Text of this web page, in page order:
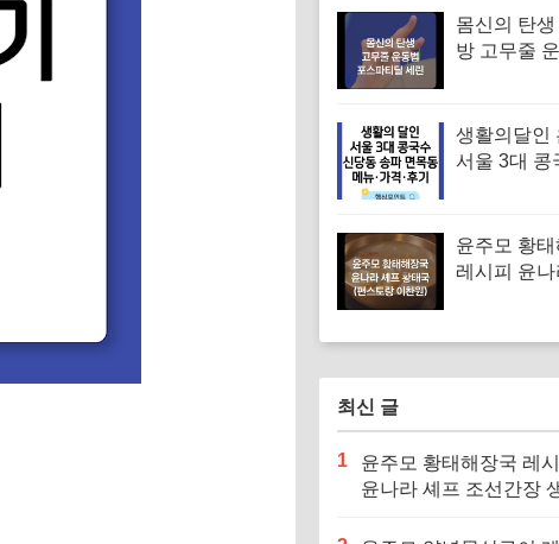
몸신의 탄
방 고무줄
생활의달인
서울 3대 콩
메뉴·가격·
윤주모 황
레시피 윤
최신 글
1
윤주모 황태해장국 레
윤나라 셰프 조선간장